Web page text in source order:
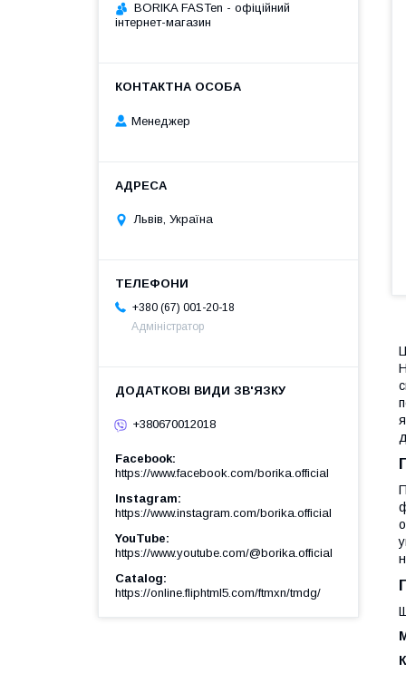
BORIKA FASTen - офіційний
інтернет-магазин
Менеджер
Львів, Україна
+380 (67) 001-20-18
Адміністратор
+380670012018
Facebook
https://www.facebook.com/borika.official
Instagram
https://www.instagram.com/borika.official
YouTube
https://www.youtube.com/@borika.official
Catalog
https://online.fliphtml5.com/ftmxn/tmdg/